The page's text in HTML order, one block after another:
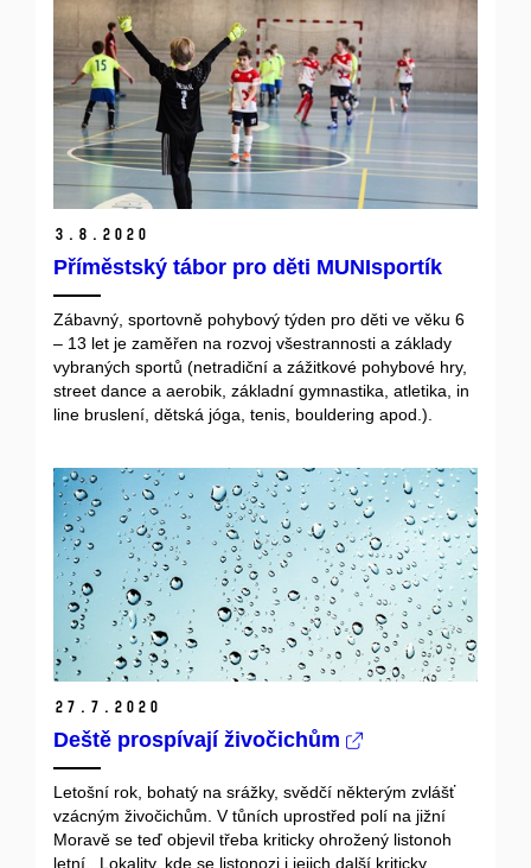
3. 8. 2020
Příměstský tábor pro děti MUNIsportík
Zábavný, sportovně pohybový týden pro děti ve věku 6
– 13 let je zaměřen na rozvoj všestrannosti a základy
vybraných sportů (netradiční a zážitkové pohybové hry,
street dance a aerobik, základní gymnastika, atletika, in
line bruslení, dětská jóga, tenis, bouldering apod.).
27. 7. 2020
Deště prospívají živočichům
Letošní rok, bohatý na srážky, svědčí některým zvlášť
vzácným živočichům. V tůních uprostřed polí na jižní
Moravě se teď objevil třeba kriticky ohrožený listonoh
letní.
Lokality, kde se listonozi i jejich další kriticky